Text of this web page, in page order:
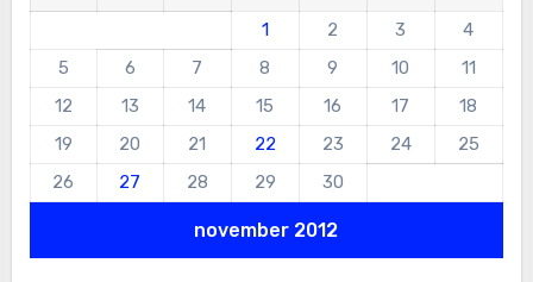
november 2012
1
2 3
4
5
6 7 8 9 10
11
12
13 14 15 16 17
18
19
20 21 22 23 24
25
26
27 28 29 30